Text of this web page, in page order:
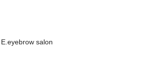
E.eyebrow salon